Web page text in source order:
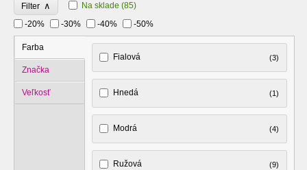
Filter ∧ Na sklade (85)
-20%
-30% -40% -50%
Farba
Značka
Veľkosť
Fialová (3)
Hnedá (1)
Modrá (4)
Ružová (9)